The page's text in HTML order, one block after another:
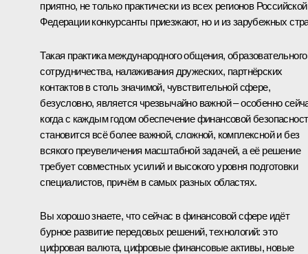
приятно, не только практически из всех регионов Российской
Федерации конкурсанты приезжают, но и из зарубежных
Такая практика международного общения, образовательного
сотрудничества, налаживания дружеских, партнёрских
контактов в столь значимой, чувствительной сфере,
безусловно, является чрезвычайно важной – особенно
когда с каждым годом обеспечение финансовой
становится всё более важной, сложной, комплексной и без
всякого преувеличения масштабной задачей, а её решение
требует совместных усилий и высокого уровня подготовки
специалистов, причём в самых разных областях.
Вы хорошо знаете, что сейчас в финансовой сфере идёт
бурное развитие передовых решений, технологий: это
цифровая валюта, цифровые финансовые активы, новые